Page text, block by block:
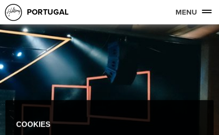
PORTUGAL MENU
COOKIES